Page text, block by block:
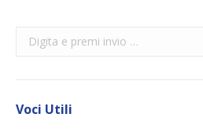
Search:
Voci Utili